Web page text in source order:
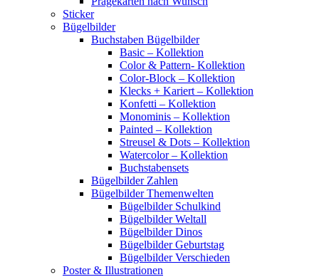
Sticker
Bügelbilder
Buchstaben Bügelbilder
Basic – Kollektion
Color & Pattern- Kollektion
Color-Block – Kollektion
Klecks + Kariert – Kollektion
Konfetti – Kollektion
Monominis – Kollektion
Painted – Kollektion
Streusel & Dots – Kollektion
Watercolor – Kollektion
Buchstabensets
Bügelbilder Zahlen
Bügelbilder Themenwelten
Bügelbilder Schulkind
Bügelbilder Weltall
Bügelbilder Dinos
Bügelbilder Geburtstag
Bügelbilder Verschieden
Poster & Illustrationen